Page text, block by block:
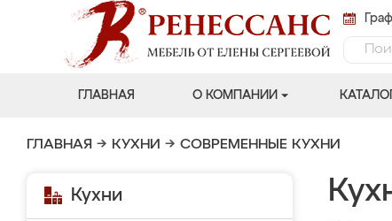
ГЛАВНАЯ О КОМПАНИИ КАТАЛОГ
ГЛАВНАЯ → КУХНИ → СОВРЕМЕННЫЕ КУХНИ
Кухни